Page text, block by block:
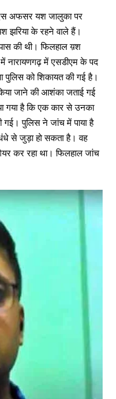
अफसर यश जालुका पर
झरिया के रहने वाले हैं।
पास की थी। फिलहाल य़श
नारायणगढ़ में एसडीएम के पद
पुलिस को शिकायत की गई है।
जाने की आशंका जताई गई
गया है कि एक कार से उनका
गई। पुलिस ने जांच में पाया है
से जुड़ा हो सकता है। वह
कर रहा था। फिलहाल जांच